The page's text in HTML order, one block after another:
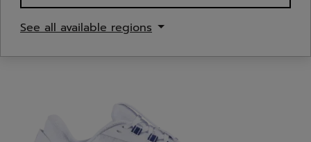
See all available regions